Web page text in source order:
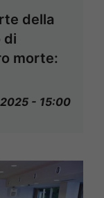
della
di
morte:
- 15:00